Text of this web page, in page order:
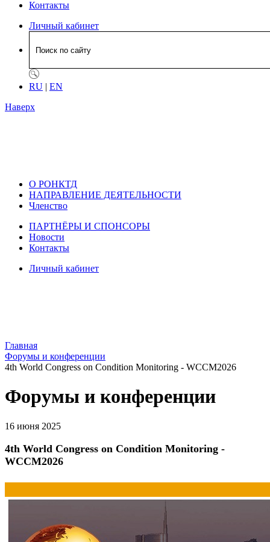
Контакты
Личный кабинет
RU | EN
Наверх
О РОНКТД
НАПРАВЛЕНИЕ ДЕЯТЕЛЬНОСТИ
Членство
ПАРТНЁРЫ И СПОНСОРЫ
Новости
Контакты
Личный кабинет
Главная
Форумы и конференции
4th World Congress on Condition Monitoring - WCCM2026
Форумы и конференции
16 июня 2025
4th World Congress on Condition Monitoring -
WCCM2026